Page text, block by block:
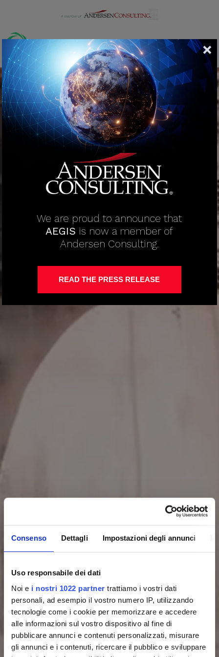
Consenso Dettagli Impostazioni degli annunci
Uso responsabile dei dati
Noi e i nostri 1022 partner trattiamo i vostri dati
personali, ad esempio il vostro numero IP, utilizzando
tecnologie come i cookie per memorizzare e accedere
alle informazioni sul vostro dispositivo al fine di
pubblicare annunci e contenuti personalizzati, misurare
gli annunci e i contenuti, ricercare il pubblico e sviluppare
We are proud to announce that
AEGIS is now a member of
Andersen Consulting.
READ THE PRESS RELEASE